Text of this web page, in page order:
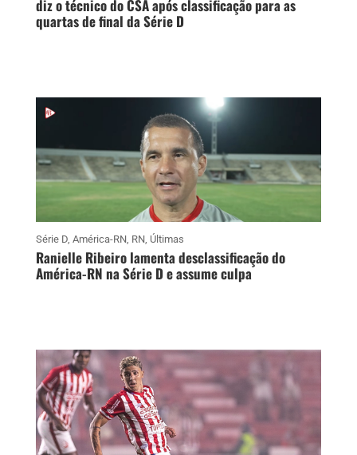
diz o técnico do CSA após classificação para as
quartas de final da Série D
Série D, América-RN, RN, Últimas
Ranielle Ribeiro lamenta desclassificação do
América-RN na Série D e assume culpa